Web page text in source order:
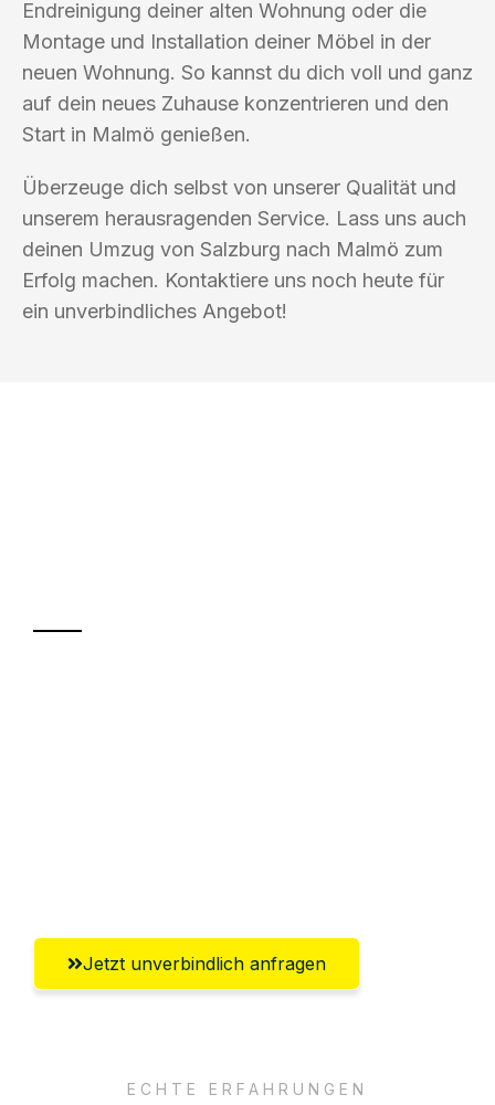
Endreinigung deiner alten Wohnung oder die
Montage und Installation deiner Möbel in der
neuen Wohnung. So kannst du dich voll und ganz
auf dein neues Zuhause konzentrieren und den
Start in Malmö genießen.
Überzeuge dich selbst von unserer Qualität und
unserem herausragenden Service. Lass uns auch
deinen Umzug von Salzburg nach Malmö zum
Erfolg machen. Kontaktiere uns noch heute für
ein unverbindliches Angebot!
Jetzt unverbindlich anfragen
ECHTE ERFAHRUNGEN